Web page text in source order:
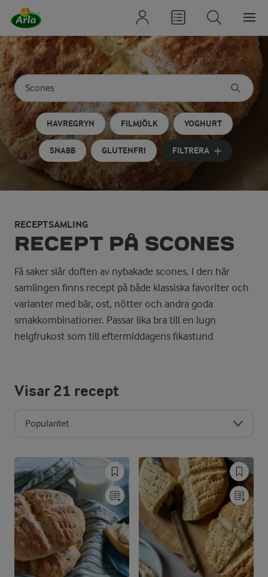
Sök på kategori eller ingrediens
Skriv in sökord för att få förslag
HAVREGRYN FILMJÖLK YOGHURT
SNABB GLUTENFRI FILTRERA
RECEPTSAMLING
RECEPT PÅ SCONES
Få saker slår doften av nybakade scones. I den här
samlingen finns recept på både klassiska favoriter och
varianter med bär, ost, nötter och andra goda
smakkombinationer. Passar lika bra till en lugn
helgfrukost som till eftermiddagens fikastund
Visar21 recept
Popularitet